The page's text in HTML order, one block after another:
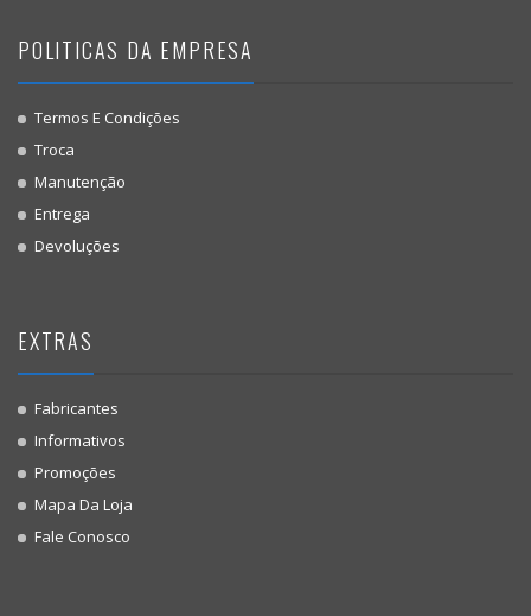
POLITICAS DA EMPRESA
Termos E Condições
Troca
Manutenção
Entrega
Devoluções
EXTRAS
Fabricantes
Informativos
Promoções
Mapa Da Loja
Fale Conosco